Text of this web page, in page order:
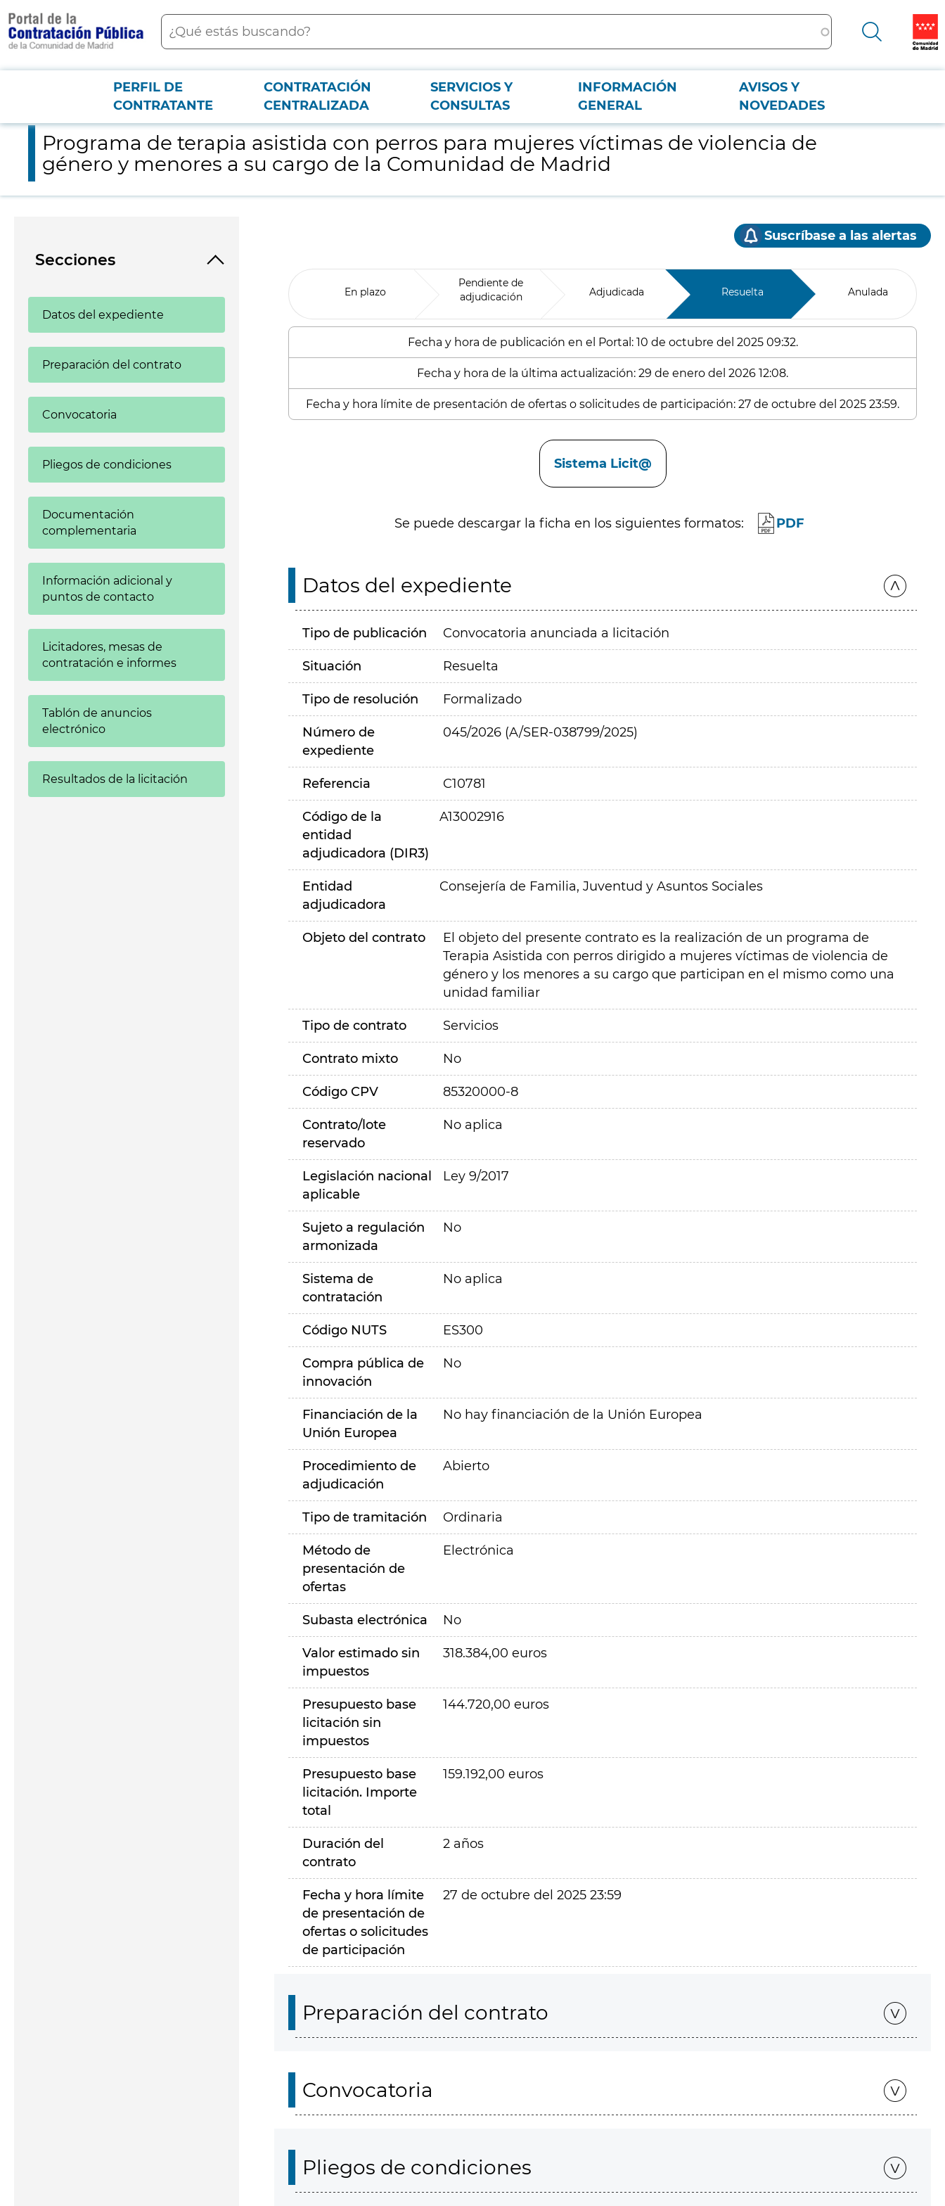
contenido
principal
Buscar
Menú PCON
PERFIL DE
CONTRATANTE
CONTRATACIÓN
CENTRALIZADA
SERVICIOS Y
CONSULTAS
INFORMACIÓN
GENERAL
AVISOS Y
NOVEDADES
Programa de terapia asistida con perros para mujeres víctimas de violencia de género y menores a su cargo de la Comunidad de Madrid
Programa de terapia asistida con perros para mujeres víctimas de violencia de
género y menores a su cargo de la Comunidad de Madrid
Secciones
Datos del expediente
Preparación del contrato
Convocatoria
Pliegos de condiciones
Documentación
complementaria
Información adicional y
puntos de contacto
Licitadores, mesas de
contratación e informes
Tablón de anuncios
electrónico
Resultados de la licitación
Suscríbase a las alertas
En plazo
Pendiente de
adjudicación
Adjudicada Resuelta Anulada
Fecha y hora de publicación en el Portal: 10 de octubre del 2025 09:32.
Fecha y hora de la última actualización: 29 de enero del 2026 12:08.
Fecha y hora límite de presentación de ofertas o solicitudes de participación: 27 de octubre del 2025 23:59.
Sistema Licit@
Se puede descargar la ficha en los siguientes formatos: PDF
Datos del expediente
Tipo de publicación Convocatoria anunciada a licitación
Situación Resuelta
Tipo de resolución Formalizado
Número de
expediente
045/2026 (A/SER-038799/2025)
Referencia C10781
Código de la
entidad
adjudicadora (DIR3)
A13002916
Entidad
adjudicadora
Consejería de Familia, Juventud y Asuntos Sociales
Objeto del contrato
El objeto del presente contrato es la realización de un programa de
Terapia Asistida con perros dirigido a mujeres víctimas de violencia de
género y los menores a su cargo que participan en el mismo como una
unidad familiar
Tipo de contrato Servicios
Contrato mixto No
Código CPV 85320000-8
Contrato/lote
reservado
No aplica
Legislación nacional
aplicable
Ley 9/2017
Sujeto a regulación
armonizada
No
Sistema de
contratación
No aplica
Código NUTS ES300
Compra pública de
innovación
No
Financiación de la
Unión Europea
No hay financiación de la Unión Europea
Procedimiento de
adjudicación
Abierto
Tipo de tramitación Ordinaria
Método de
presentación de
ofertas
Electrónica
Subasta electrónica No
Valor estimado sin
impuestos
318.384,00 euros
Presupuesto base
licitación sin
impuestos
144.720,00 euros
Presupuesto base
licitación. Importe
total
159.192,00 euros
Duración del
contrato
2 años
Fecha y hora límite
de presentación de
ofertas o solicitudes
de participación
27 de octubre del 2025 23:59
Preparación del contrato
Convocatoria
Pliegos de condiciones